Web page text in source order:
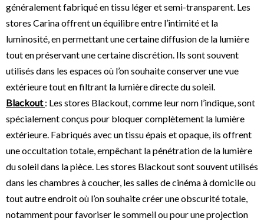
généralement fabriqué en tissu léger et semi-transparent. Les
stores Carina offrent un équilibre entre l’intimité et la
luminosité, en permettant une certaine diffusion de la lumière
tout en préservant une certaine discrétion. Ils sont souvent
utilisés dans les espaces où l’on souhaite conserver une vue
extérieure tout en filtrant la lumière directe du soleil.
Blackout : Les stores Blackout, comme leur nom l’indique, sont
spécialement conçus pour bloquer complètement la lumière
extérieure. Fabriqués avec un tissu épais et opaque, ils offrent
une occultation totale, empêchant la pénétration de la lumière
du soleil dans la pièce. Les stores Blackout sont souvent utilisés
dans les chambres à coucher, les salles de cinéma à domicile ou
tout autre endroit où l’on souhaite créer une obscurité totale,
notamment pour favoriser le sommeil ou pour une projection